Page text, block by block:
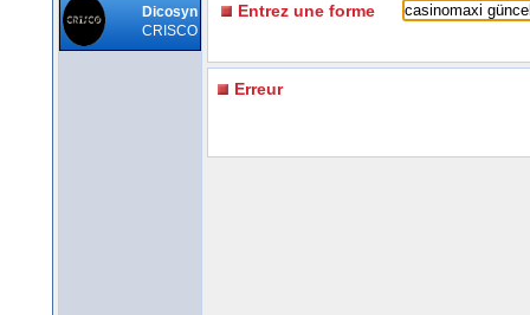
Dicosyn
CRISCO
Entrez une forme
Erreur